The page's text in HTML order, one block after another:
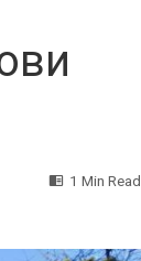
1 Min Read